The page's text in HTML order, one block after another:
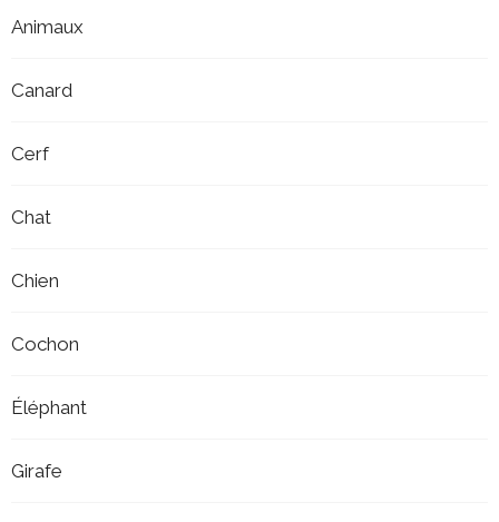
Animaux
Canard
Cerf
Chat
Chien
Cochon
Éléphant
Girafe